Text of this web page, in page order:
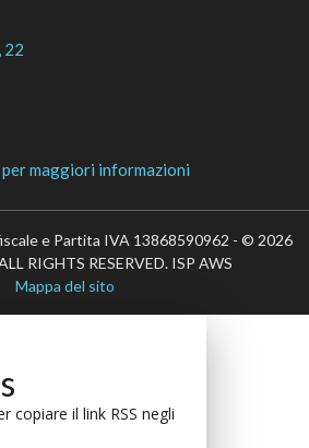
22
maggiori informazioni
e Partita IVA 13868590962 - © 2026
RIGHTS RESERVED. ISP AWS
Mappa del sito
copiare il link RSS negli